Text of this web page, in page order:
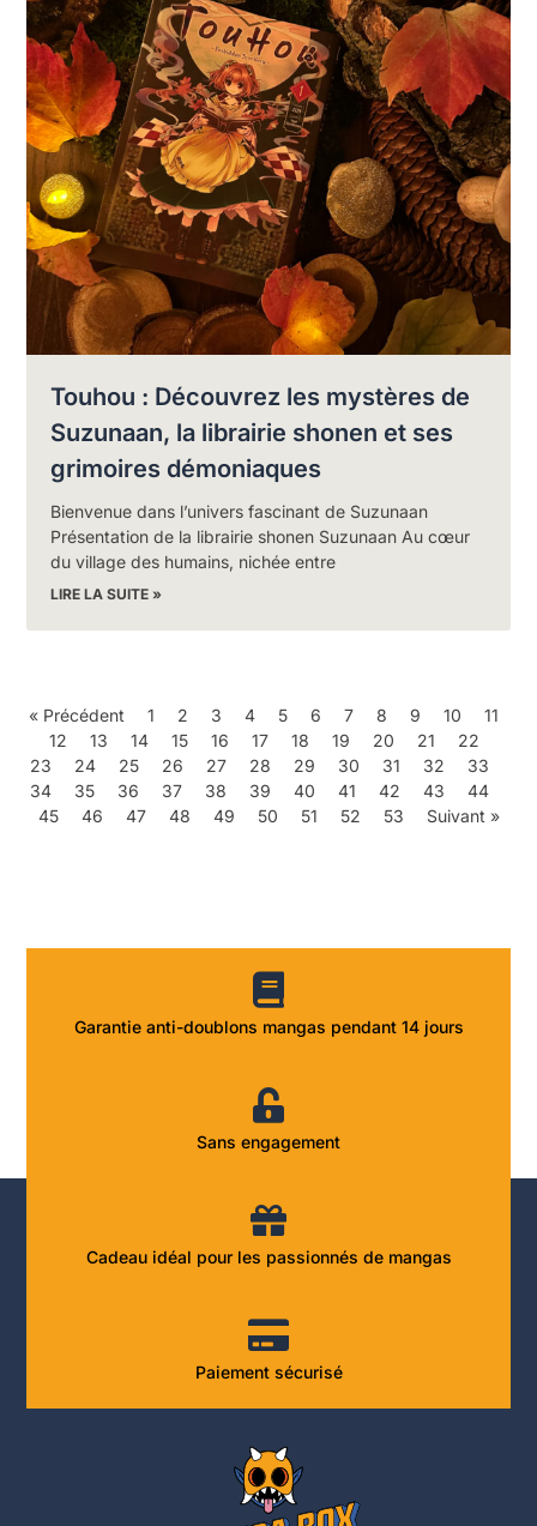
Touhou : Découvrez les mystères de
Suzunaan, la librairie shonen et ses
grimoires démoniaques
Bienvenue dans l’univers fascinant de Suzunaan
Présentation de la librairie shonen Suzunaan Au cœur
du village des humains, nichée entre
LIRE LA SUITE »
« Précédent 1 2 3 4 5 6 7 8 9 10
11
12
13 14 15 16 17 18 19 20 21
22
23
24 25 26 27 28 29 30 31 32
33
34
35 36 37 38 39 40 41 42 43
44
45
46 47 48 49 50 51 52 53 Suivant »
Garantie anti-doublons mangas pendant 14 jours
Sans engagement
Cadeau idéal pour les passionnés de mangas
Paiement sécurisé